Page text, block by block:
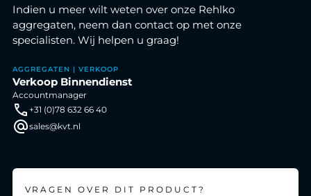
Indien u meer wilt weten over onze Rehlko
aggregaten, neem dan contact op met onze
specialisten. Wij helpen u graag!
AGGREGATEN | VERKOOP
Verkoop Binnendienst
Accountmanager
+31 (0)78 632 66 40
sales@kvt.nl
VRAGEN OVER DIT PRODUCT?